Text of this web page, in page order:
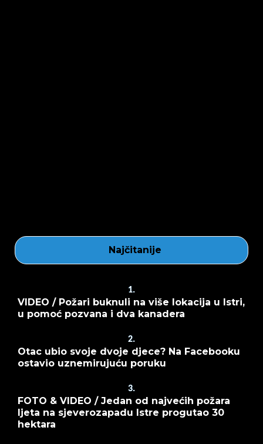
Najčitanije
1.
VIDEO / Požari buknuli na više lokacija u Istri,
u pomoć pozvana i dva kanadera
2.
Otac ubio svoje dvoje djece? Na Facebooku
ostavio uznemirujuću poruku
3.
FOTO & VIDEO / Jedan od najvećih požara
ljeta na sjeverozapadu Istre progutao 30
hektara